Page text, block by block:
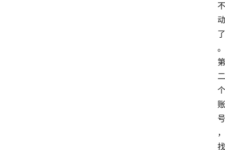
不
动
了
。
第
二
个
账
号
，
找